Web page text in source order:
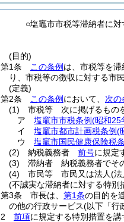
○塩竈市市税等滞納者に
(目的)
第1条
この条例 は、市税等を
り、市税等の徴収に対する市
(定義)
第2条
この条例 において、 次の
(1)
市税等 次に掲げるもの
ア
塩竈市市税条例(昭和25
イ
塩竈市都市計画税条例(
ウ
塩竈市国民健康保険税
(2)
納税義務者 前号に規定
(3)
滞納者 納税義務者でそ
(4)
市民等 市民又は法人(法
(不誠実な滞納者に対する特別
第3条
市長は、 第1条の目的を
の他の行政サービス(以下「行
2
前項に規定する特別措置を講